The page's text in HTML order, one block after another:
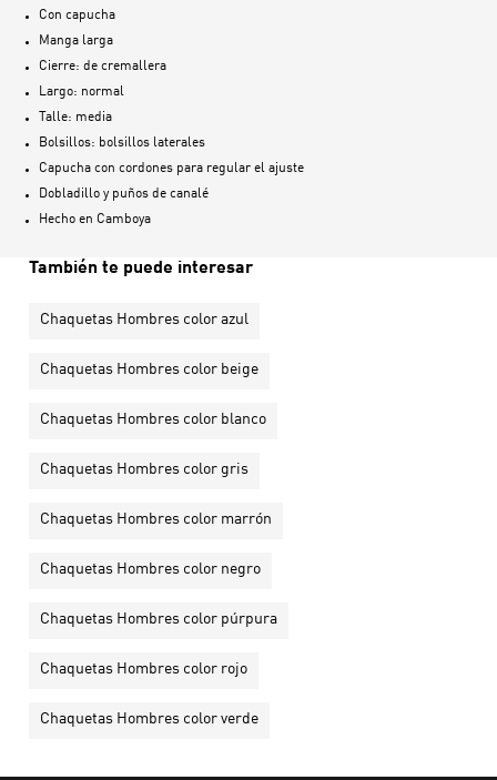
Con capucha
Manga larga
Cierre: de cremallera
Largo: normal
Talle: media
Bolsillos: bolsillos laterales
Capucha con cordones para regular el ajuste
Dobladillo y puños de canalé
Hecho en Camboya
También te puede interesar
Chaquetas Hombres color azul
Chaquetas Hombres color beige
Chaquetas Hombres color blanco
Chaquetas Hombres color gris
Chaquetas Hombres color marrón
Chaquetas Hombres color negro
Chaquetas Hombres color púrpura
Chaquetas Hombres color rojo
Chaquetas Hombres color verde